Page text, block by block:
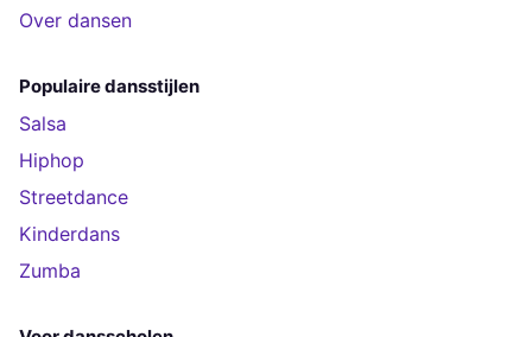
Over dansen
Populaire dansstijlen
Salsa
Hiphop
Streetdance
Kinderdans
Zumba